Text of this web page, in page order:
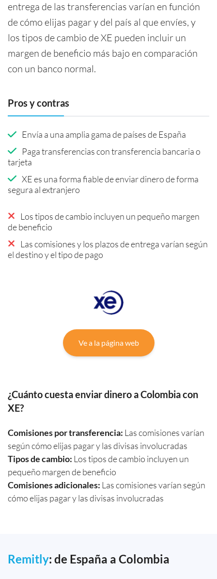
entrega de las transferencias varían en función
de cómo elijas pagar y del país al que envíes, y
los tipos de cambio de XE pueden incluir un
margen de beneficio más bajo en comparación
con un banco normal.
Pros y contras
Envía a una amplia gama de países de España
Paga transferencias con transferencia bancaria o
tarjeta
XE es una forma fiable de enviar dinero de forma
segura al extranjero
Los tipos de cambio incluyen un pequeño margen
de beneficio
Las comisiones y los plazos de entrega varían según
el destino y el tipo de pago
Ve a la página web
¿Cuánto cuesta enviar dinero a Colombia con
XE?
Comisiones por transferencia: Las comisiones varían
según cómo elijas pagar y las divisas involucradas
Tipos de cambio: Los tipos de cambio incluyen un
pequeño margen de beneficio
Comisiones adicionales: Las comisiones varían según
cómo elijas pagar y las divisas involucradas
Remitly: de España a Colombia